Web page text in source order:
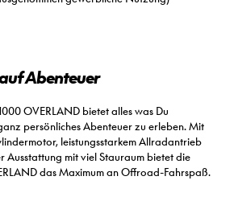
Abenteuer
OVERLAND bietet alles was Du
persönliches Abenteuer zu erleben. Mit
leistungsstarkem Allradantrieb
Ausstattung mit viel Stauraum bietet die
das Maximum an Offroad-Fahrspaß.